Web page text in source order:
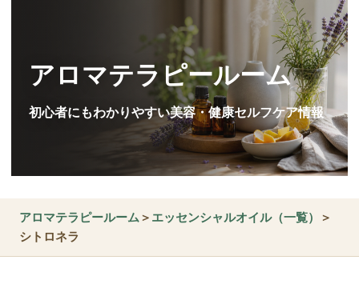
アロマテラピールーム
初心者にもわかりやすい美容・健康セルフケア情報
アロマテラピールーム＞ エッセンシャルオイル（一覧）
＞
シトロネラ